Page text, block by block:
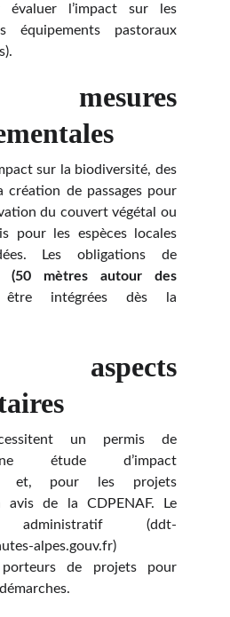
évaluer l’impact sur les
équipements pastoraux
sur la biodiversité, des
création de passages pour
du couvert végétal ou
pour les espèces locales
Les obligations de
(50 mètres autour des
intégrées dès la
un permis de
étude d’impact
et, pour les projets
avis de la CDPENAF. Le
administratif (ddt-
alpes.gouv.fr)
porteurs de projets pour